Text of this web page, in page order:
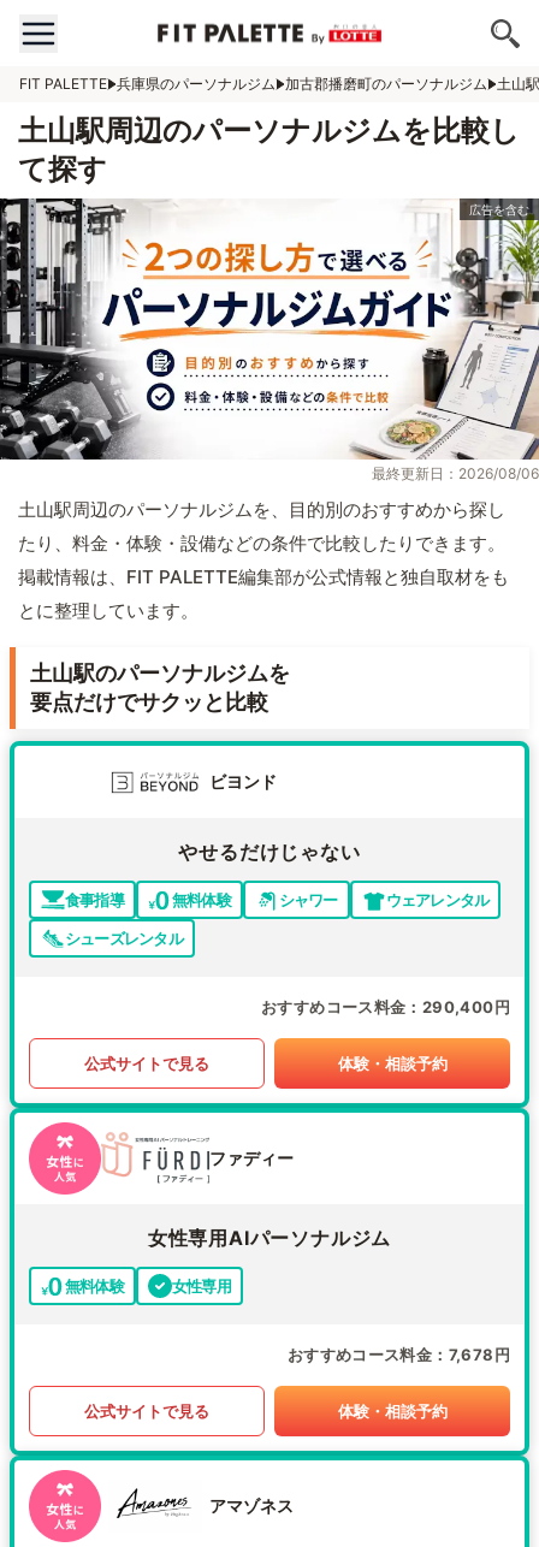
FIT PALETTE 兵庫県のパーソナルジム 加古郡播磨町のパーソナルジム 土山
土山駅周辺のパーソナルジムを比較し
て探す
最終更新日：2026/08/06
土山駅周辺のパーソナルジムを、目的別のおすすめから探し
たり、料金・体験・設備などの条件で比較したりできます。
掲載情報は、FIT PALETTE編集部が公式情報と独自取材をも
とに整理しています。
土山駅のパーソナルジムを
要点だけでサクッと比較
ビヨンド
やせるだけじゃない
食事指導 無料体験 シャワー
ウェアレンタル
シューズレンタル
おすすめコース料金 290,400円
公式サイトで見る 体験・相談予約
ファディー
女性専用AIパーソナルジム
無料体験 女性専用
おすすめコース料金 7,678円
公式サイトで見る 体験・相談予約
アマゾネス